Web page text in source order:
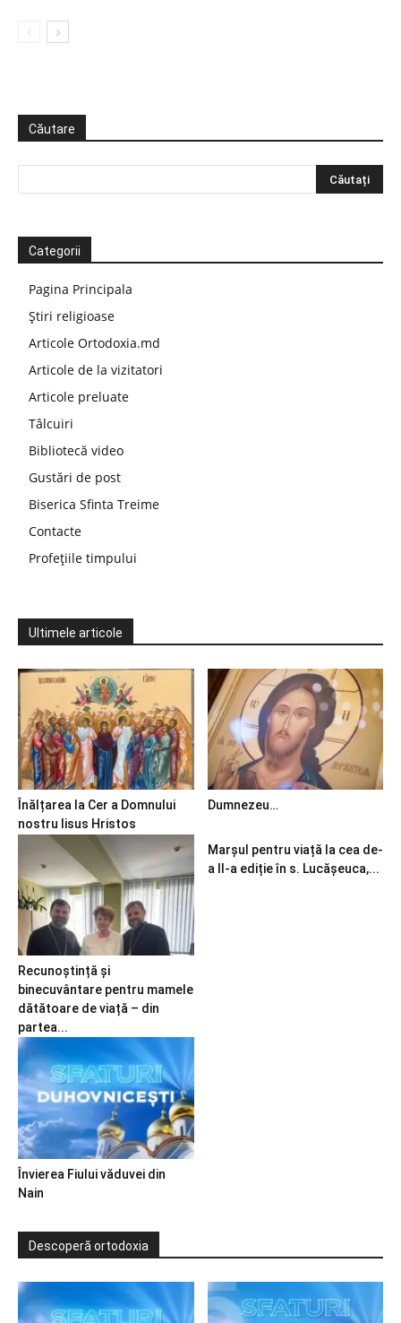
Căutare
Categorii
Pagina Principala
Știri religioase
Articole Ortodoxia.md
Articole de la vizitatori
Articole preluate
Tâlcuiri
Bibliotecă video
Gustări de post
Biserica Sfinta Treime
Contacte
Profețiile timpului
Ultimele articole
Înălțarea la Cer a Domnului
nostru Iisus Hristos
Dumnezeu…
Recunoștință și
binecuvântare pentru mamele
dătătoare de viață – din
partea...
Marșul pentru viață la cea de-
a II-a ediție în s. Lucășeuca,...
Învierea Fiului văduvei din
Nain
Descoperă ortodoxia